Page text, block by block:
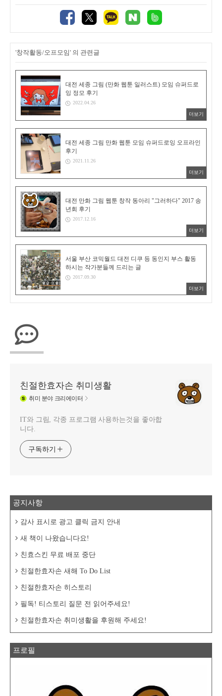
'창작활동/오프모임' 의 관련글
대전 세종 그림 (만화 웹툰 일러스트) 모임 슈퍼드로
잉 정모 후기
2022.04.26
더보기
대전 세종 그림 만화 웹툰 모임 슈퍼드로잉 오프라인
후기
2021.11.26
더보기
대전 만화 그림 웹툰 창작 동아리 "그러하다" 2017 송
년회 후기
2017.12.16
더보기
서울 부산 코믹월드 대전 디쿠 등 동인지 부스 활동
하시는 작가분들께 드리는 글
2017.09.30
더보기
친절한효자손 취미생활
취미 분야 크리에이터
IT와 그림, 각종 프로그램 사용하는것을 좋아합
니다.
구독하기
공지사항
감사 표시로 광고 클릭 금지 안내
새 책이 나왔습니다요!
친효스킨 무료 배포 중단
친절한효자손 새해 To Do List
친절한효자손 히스토리
필독! 티스토리 질문 전 읽어주세요!
친절한효자손 취미생활을 후원해 주세요!
프로필